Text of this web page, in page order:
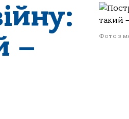
–
Фото з